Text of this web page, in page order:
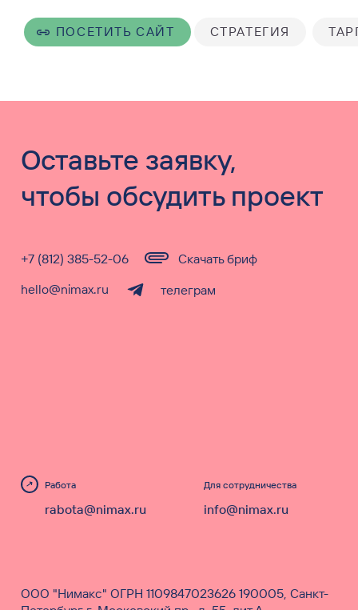
ПОСЕТИТЬ САЙТ СТРАТЕГИЯ
Оставьте заявку,
чтобы обсудить проект
hello@nimax.ru
+7 (812) 385-52-06
телеграм
Скачать бриф
Работа
rabota@nimax.ru
Для сотрудничества
info@nimax.ru
ООО "Нимакс" ОГРН 1109847023626 190005, Санкт-